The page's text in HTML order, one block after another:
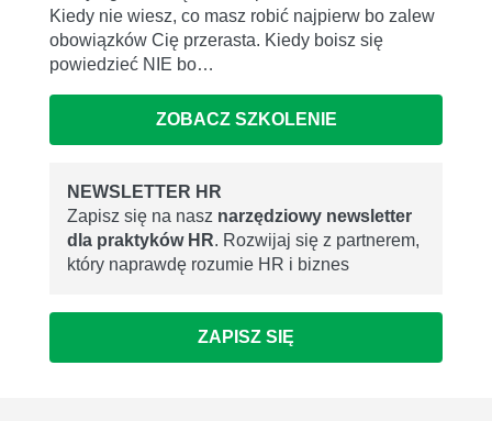
Kiedy nie wiesz, co masz robić najpierw bo zalew
obowiązków Cię przerasta. Kiedy boisz się
powiedzieć NIE bo…
ZOBACZ SZKOLENIE
NEWSLETTER HR
Zapisz się na nasz narzędziowy newsletter
dla praktyków HR. Rozwijaj się z partnerem,
który naprawdę rozumie HR i biznes
ZAPISZ SIĘ